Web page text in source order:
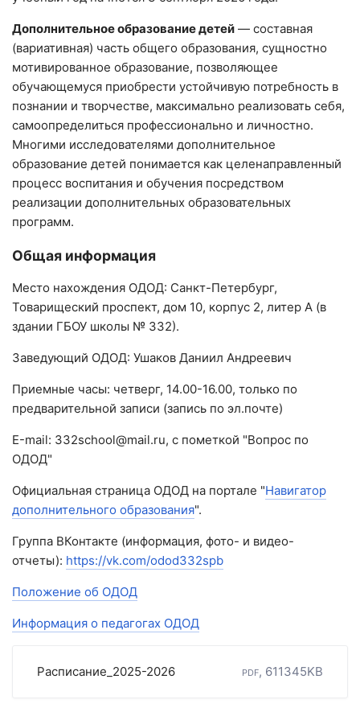
Дополнительное образование детей — составная
(вариативная) часть общего образования, сущностно
мотивированное образование, позволяющее
обучающемуся приобрести устойчивую потребность в
познании и творчестве, максимально реализовать себя,
самоопределиться профессионально и личностно.
Многими исследователями дополнительное
образование детей понимается как целенаправленный
процесс воспитания и обучения посредством
реализации дополнительных образовательных
программ.
Общая информация
Место нахождения ОДОД: Санкт-Петербург,
Товарищеский проспект, дом 10, корпус 2, литер А (в
здании ГБОУ школы № 332).
Заведующий ОДОД: Ушаков Даниил Андреевич
Приемные часы: четверг, 14.00-16.00, только по
предварительной записи (запись по эл.почте)
Е-mail: 332school@mail.ru, с пометкой "Вопрос по
ОДОД"
Официальная страница ОДОД на портале "Навигатор
дополнительного образования".
Группа ВКонтакте (информация, фото- и видео-
отчеты): https://vk.com/odod332spb
Положение об ОДОД
Информация о педагогах ОДОД
pdf, 611345KB
Расписание_2025-2026